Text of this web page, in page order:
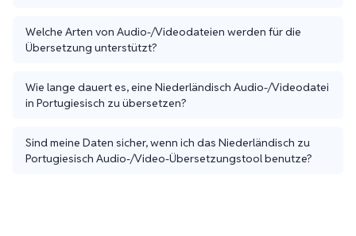
Welche Arten von Audio-/Videodateien werden für die
Übersetzung unterstützt?
Wie lange dauert es, eine Niederländisch Audio-/Videodatei
in Portugiesisch zu übersetzen?
Sind meine Daten sicher, wenn ich das Niederländisch zu
Portugiesisch Audio-/Video-Übersetzungstool benutze?